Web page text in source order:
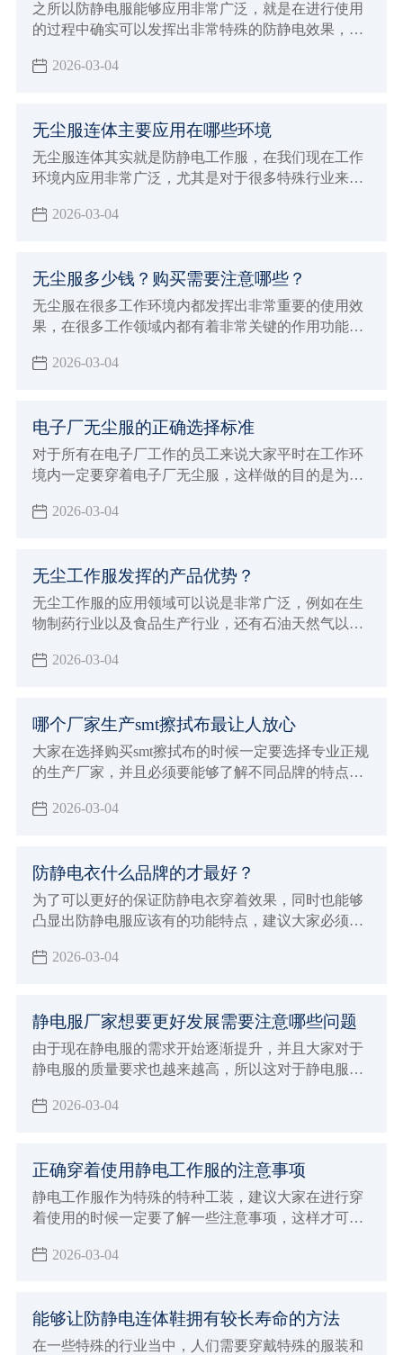
之所以防静电服能够应用非常广泛，就是在进行使用
的过程中确实可以发挥出非常特殊的防静电效果，对
电劳保服确实也能够给大家带来更好的穿着效果，在
满足各种不同工业环境的生产加工要求，对于应对各
种特殊工作来说会有非常好的保障，在特殊的环境内
避免静电造成严重的影响。
2026-03-04
无尘服连体主要应用在哪些环境
无尘服连体其实就是防静电工作服，在我们现在工作
环境内应用非常广泛，尤其是对于很多特殊行业来说
出灰尘，而且能够达到很好的防静电效果，所以对于
2026-03-04
无尘服多少钱？购买需要注意哪些？
无尘服在很多工作环境内都发挥出非常重要的使用效
果，在很多工作领域内都有着非常关键的作用功能，
2026-03-04
电子厂无尘服的正确选择标准
对于所有在电子厂工作的员工来说大家平时在工作环
境内一定要穿着电子厂无尘服，这样做的目的是为了
种电子仪器造成损伤
2026-03-04
无尘工作服发挥的产品优势？
无尘工作服的应用领域可以说是非常广泛，例如在生
物制药行业以及食品生产行业，还有石油天然气以及
工要求，在进行穿着的时候非常贴身舒适，而且能够
的优点，在进行应用的过程当中也能够展现出非常多
的产品优势，可以满足各种不同环境的严苛要求。
2026-03-04
哪个厂家生产smt擦拭布最让人放心
大家在选择购买smt擦拭布的时候一定要选择专业正规
的生产厂家，并且必须要能够了解不同品牌的特点，
影响到自己对于smt擦拭布的使用效果，建议大家必须
心，选择专业正规值得信赖的厂家来进行生产，在合
作的时候自然就会给大家带来更好的体验，也能够发
挥出更好的生产加工优势。
2026-03-04
防静电衣什么品牌的才最好？
为了可以更好的保证防静电衣穿着效果，同时也能够
凸显出防静电服应该有的功能特点，建议大家必须要
注意事项，在整个选购的过程当中就变得至关重要，
2026-03-04
静电服厂家想要更好发展需要注意哪些问题
由于现在静电服的需求开始逐渐提升，并且大家对于
静电服的质量要求也越来越高，所以这对于静电服厂
存的状态，如果想要能够让自己的厂家得到更好的发
2026-03-04
正确穿着使用静电工作服的注意事项
静电工作服作为特殊的特种工装，建议大家在进行穿
着使用的时候一定要了解一些注意事项，这样才可以
2026-03-04
能够让防静电连体鞋拥有较长寿命的方法
在一些特殊的行业当中，人们需要穿戴特殊的服装和